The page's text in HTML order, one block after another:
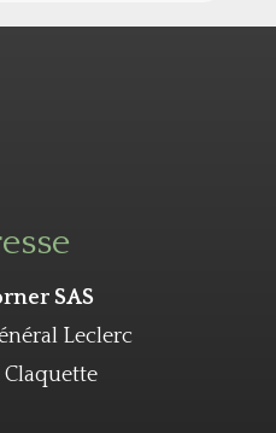
SAS
Leclerc
Claquette